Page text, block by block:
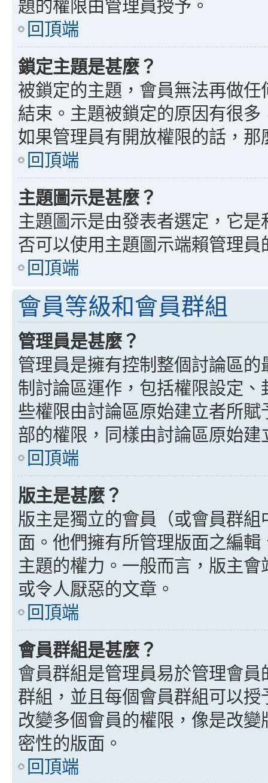
題的權限由管理員授予。
回頂端
鎖定主題是甚麼？
被鎖定的主題，會員無法再做
結束。主題被鎖定的原因有很
如果管理員有開放權限的話，
回頂端
主題圖示是甚麼？
主題圖示是由發表者選定，它
否可以使用主題圖示端賴管理員
回頂端
會員等級和會員群組
管理員是甚麼？
管理員是擁有控制整個討論區
制討論區運作，包括權限設定
些權限由討論區原始建立者所
部的權限，同樣由討論區原始建
回頂端
版主是甚麼？
版主是獨立的會員（或會員群
面。他們擁有所管理版面之編
主題的權力。一般而言，版主
或令人厭惡的文章。
回頂端
會員群組是甚麼？
會員群組是管理員易於管理會
群組，並且每個會員群組可以
改變多個會員的權限，像是改
密性的版面。
回頂端